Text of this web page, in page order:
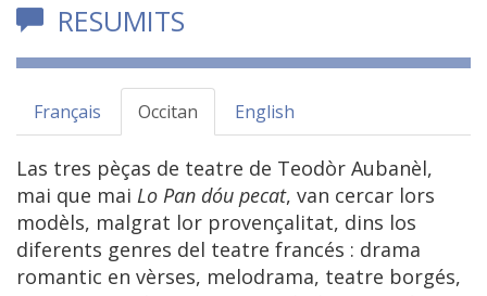
RESUMITS
Français Occitan English
Las tres pèças de teatre de Teodòr Aubanèl,
mai que mai Lo Pan dóu pecat, van cercar lors
modèls, malgrat lor provençalitat, dins los
diferents genres del teatre francés : drama
romantic en vèrses, melodrama, teatre borgés,